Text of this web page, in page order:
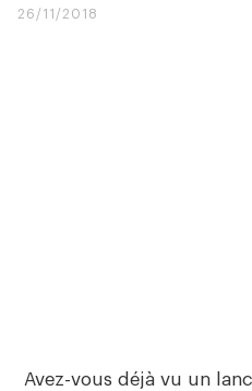
26/11/2018
Avez-vous déjà vu un